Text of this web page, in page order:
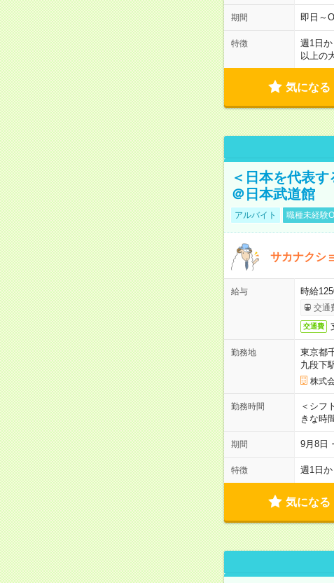
期間 即日～
特徴 週1日
以上の
気になる
＜日本を代表
＠日本武道館
アルバイト 職種未経験
サカナクシ
給与 時給
交通
交通費
勤務地
東京都
九段下
株式
勤務時間
＜シフ
きな時
期間 9月8日
特徴 週1日
気になる